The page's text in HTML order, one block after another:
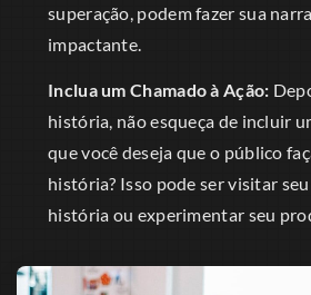
superação, podem fazer sua
impactante.
Inclua um Chamado à Ação:
história, não esqueça de incluir
que você deseja que o público
história? Isso pode ser visitar
história ou experimentar seu